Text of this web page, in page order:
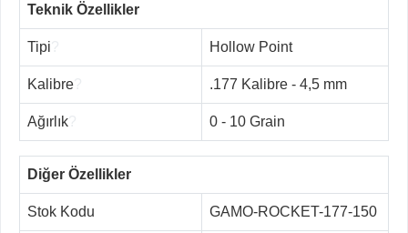
Teknik Özellikler
Tipi Hollow Point
Kalibre .177 Kalibre - 4,5 mm
Ağırlık 0 - 10 Grain
Diğer Özellikler
Stok Kodu GAMO-ROCKET-177-150